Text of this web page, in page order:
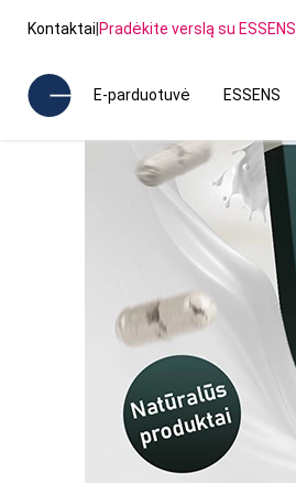
Kontaktai|Pradėkite verslą su ESSENS
E-parduotuvė ESSENS